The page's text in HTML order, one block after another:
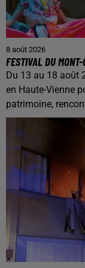
8 août 2026
FESTIVAL DU
Du 13 au 18 août
en Haute-Vienne
patrimoine,